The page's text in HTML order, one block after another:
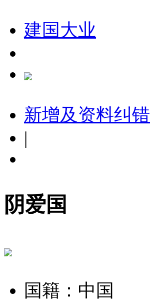
建国大业
新增及资料纠错
|
阴爱国
国籍：中国